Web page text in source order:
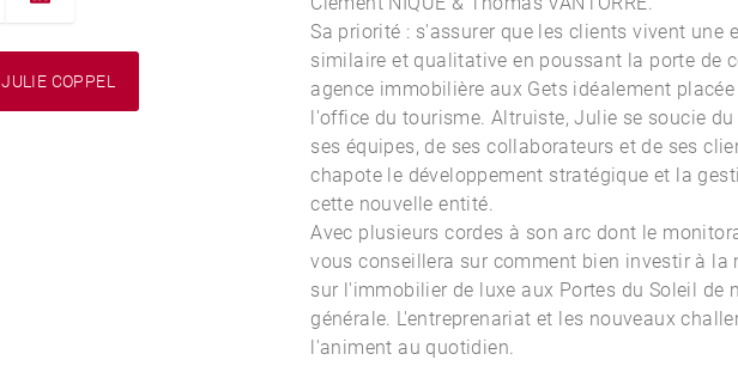
COPPEL
Sa priorité : s'assurer que les clients vivent une
similaire et qualitative en poussant la porte de
agence immobilière aux Getsidéalement placée
l'office du tourisme. Altruiste, Julie se soucie du
ses équipes, de ses collaborateurs et de ses
chapote le développement stratégique et la
cette nouvelle entité.
Avec plusieurs cordes à son arc dont le
vous conseillera sur comment bien investir à la
sur l'immobilier de luxe aux Portes du Soleil de
générale. L'entreprenariat et les nouveaux
l'animent au quotidien.